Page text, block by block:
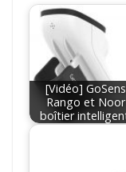
[Vidéo]
Rango et Noor
boîtier